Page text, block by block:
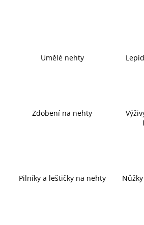
Umělé nehty
Zdobení na nehty
Pilníky a leštičky na nehty